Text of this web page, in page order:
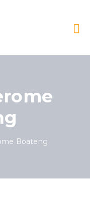
Boateng